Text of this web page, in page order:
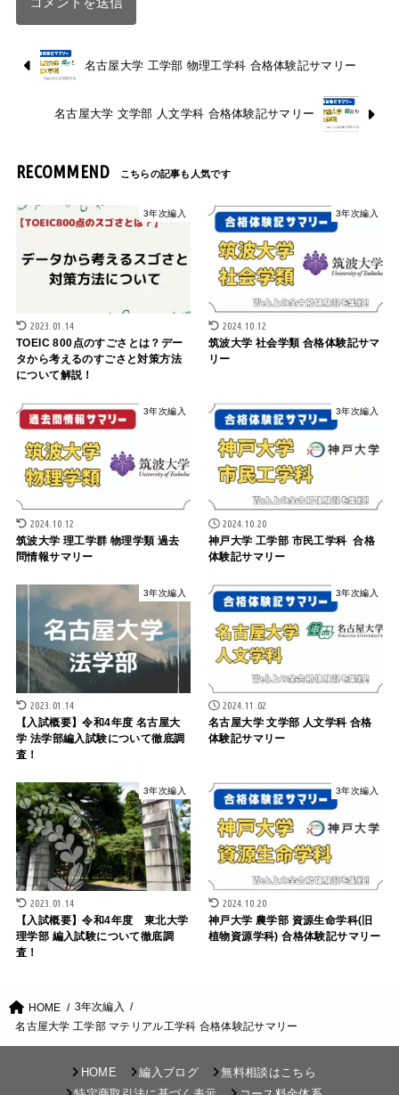
名古屋大学 工学部 物理工学科 合格体験記サマリー
名古屋大学 文学部 人文学科 合格体験記サマリー
RECOMMEND
3年次編入
2023.01.14
TOEIC 800点のすごさとは？デー
タから考えるのすごさと対策方法
について解説！
3年次編入
2024.10.12
筑波大学 社会学類 合格体験記サマ
リー
3年次編入
2024.10.12
筑波大学 理工学群 物理学類 過去
問情報サマリー
3年次編入
2024.10.20
神戸大学 工学部 市民工学科 合格
体験記サマリー
3年次編入
2023.01.14
【入試概要】令和4年度 名古屋大
学 法学部編入試験について徹底調
査！
3年次編入
2024.11.02
名古屋大学 文学部 人文学科 合格
体験記サマリー
3年次編入
2023.01.14
【入試概要】令和4年度 東北大学
理学部 編入試験について徹底調
査！
3年次編入
2024.10.20
神戸大学 農学部 資源生命学科(旧
植物資源学科) 合格体験記サマリー
HOME
3年次編入
名古屋大学 工学部 マテリアル工学科 合格体験記サマリー
HOME 編入ブログ
無料相談はこちら